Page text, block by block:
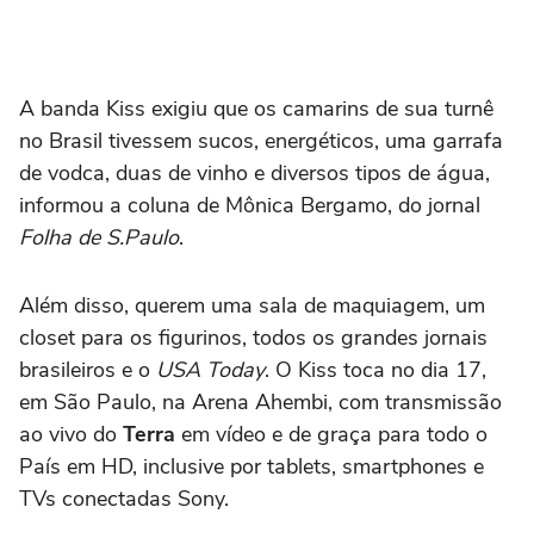
A banda Kiss exigiu que os camarins de sua turnê
no Brasil tivessem sucos, energéticos, uma garrafa
de vodca, duas de vinho e diversos tipos de água,
informou a coluna de Mônica Bergamo, do jornal
Folha de S.Paulo.
Além disso, querem uma sala de maquiagem, um
closet para os figurinos, todos os grandes jornais
brasileiros e o USA Today. O Kiss toca no dia 17,
em São Paulo, na Arena Ahembi, com transmissão
ao vivo do Terra em vídeo e de graça para todo o
País em HD, inclusive por tablets, smartphones e
TVs conectadas Sony.